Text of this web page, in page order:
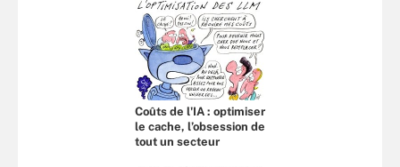
Coûts de l'IA : optimiser
le cache, l’obsession de
tout un secteur